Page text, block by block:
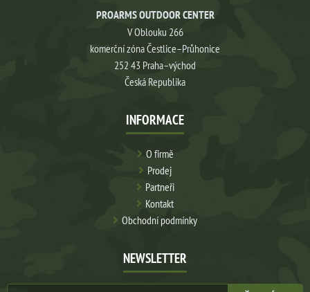
PROARMS OUTDOOR CENTER
V Oblouku 266
komerční zóna Čestlice–Průhonice
252 43 Praha–východ
Česká Republika
INFORMACE
O firmě
Prodej
Partneři
Kontakt
Obchodní podmínky
NEWSLETTER